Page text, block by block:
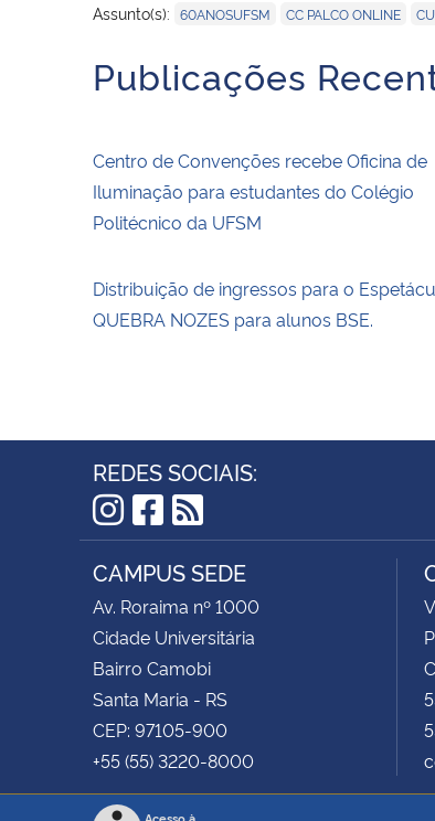
Assunto(s): 60ANOSUFSM CC PALCO ONLINE
Publicações
Centro de Convenções recebe Oficina de
Iluminação para estudantes do Colégio
Politécnico da UFSM
Distribuição de ingressos para o
QUEBRA NOZES para alunos BSE.
REDES SOCIAIS:
Instagram
Facebook
RSS
CAMPUS SEDE
Av. Roraima nº 1000
Cidade Universitária
Bairro Camobi
Santa Maria - RS
CEP: 97105-900
+55 (55) 3220-8000